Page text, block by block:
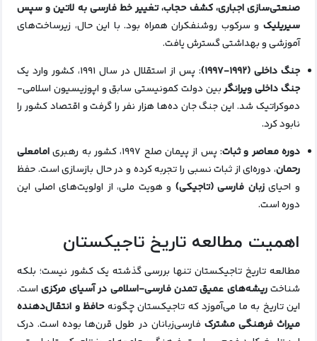
صنعتی‌سازی اجباری، کشف حجاب، تغییر خط فارسی به لاتین و سپس
سیریلیک و سرکوب روشنفکران همراه بود. با این حال، زیرساخت‌های
آموزشی و بهداشتی گسترش یافت.
جنگ داخلی (۱۹۹۲-۱۹۹۷)
: پس از استقلال در سال ۱۹۹۱، کشور وارد یک
جنگ داخلی ویرانگربین دولت کمونیستی سابق و اپوزیسیون اسلامی-
دموکراتیک شد. این جنگ جان ده‌ها هزار نفر را گرفت و اقتصاد کشور را
نابود کرد.
دوره معاصر و ثبات: پس از پیمان صلح ۱۹۹۷، کشور به رهبری
امامعلی
رحمان، دوره‌ای از ثبات نسبی را تجربه کرده و در حال بازسازی است. حفظ
و احیایزبان فارسی (تاجیکی) و هویت ملی، از اولویت‌های اصلی این
دوره است.
اهمیت مطالعه تاریخ تاجیکستان
مطالعه تاریخ تاجیکستان تنها بررسی گذشته یک کشور نیست؛ بلکه
شناختریشه‌های عمیق تمدن فارسی-اسلامی در آسیای مرکزیاست.
این تاریخ به ما می‌آموزد که تاجیکستان چگونهحافظ و انتقال‌دهنده
میراث فرهنگی مشترک فارسی‌زبانان در طول قرن‌ها بوده است. درک